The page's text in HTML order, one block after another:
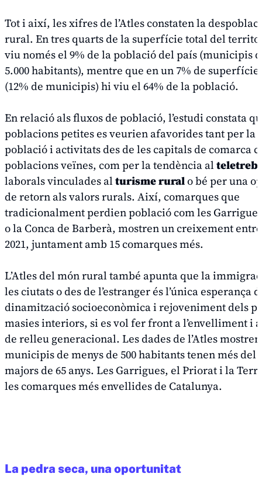
Tot i així, les xifres de l’Atles constaten la
rural. En tres quarts de la superfície total del
viu només el 9% de la població del país (municipis
5.000 habitants), mentre que en un 7% de
(12% de municipis) hi viu el 64% de la població.
En relació als fluxos de població, l’estudi constata
poblacions petites es veurien afavorides tant per la
població i activitats des de les capitals de comarca
poblacions veïnes, com per la tendència al
laborals vinculades alturisme ruralo bé per una
de retorn als valors rurals. Així, comarques que
tradicionalment perdien població com les
o la Conca de Barberà, mostren un creixement
2021, juntament amb 15 comarques més.
L’Atles del món rural també apunta que la
les ciutats o des de l’estranger és l’única esperança
dinamització socioeconòmica i rejoveniment dels
masies interiors, si es vol fer front a l’envelliment i
de relleu generacional. Les dades de l’Atles
municipis de menys de 500 habitants tenen més del
majors de 65 anys. Les Garrigues, el Priorat i la
les comarques més envellides de Catalunya.
La pedra seca, una oportunitat